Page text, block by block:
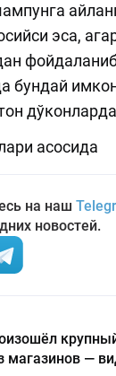
эса,
бундай
асосида
на наш
новостей.
магазинов —